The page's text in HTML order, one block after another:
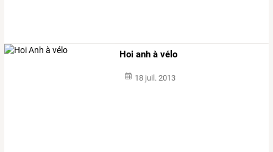
Hoi anh à vélo
18 juil. 2013